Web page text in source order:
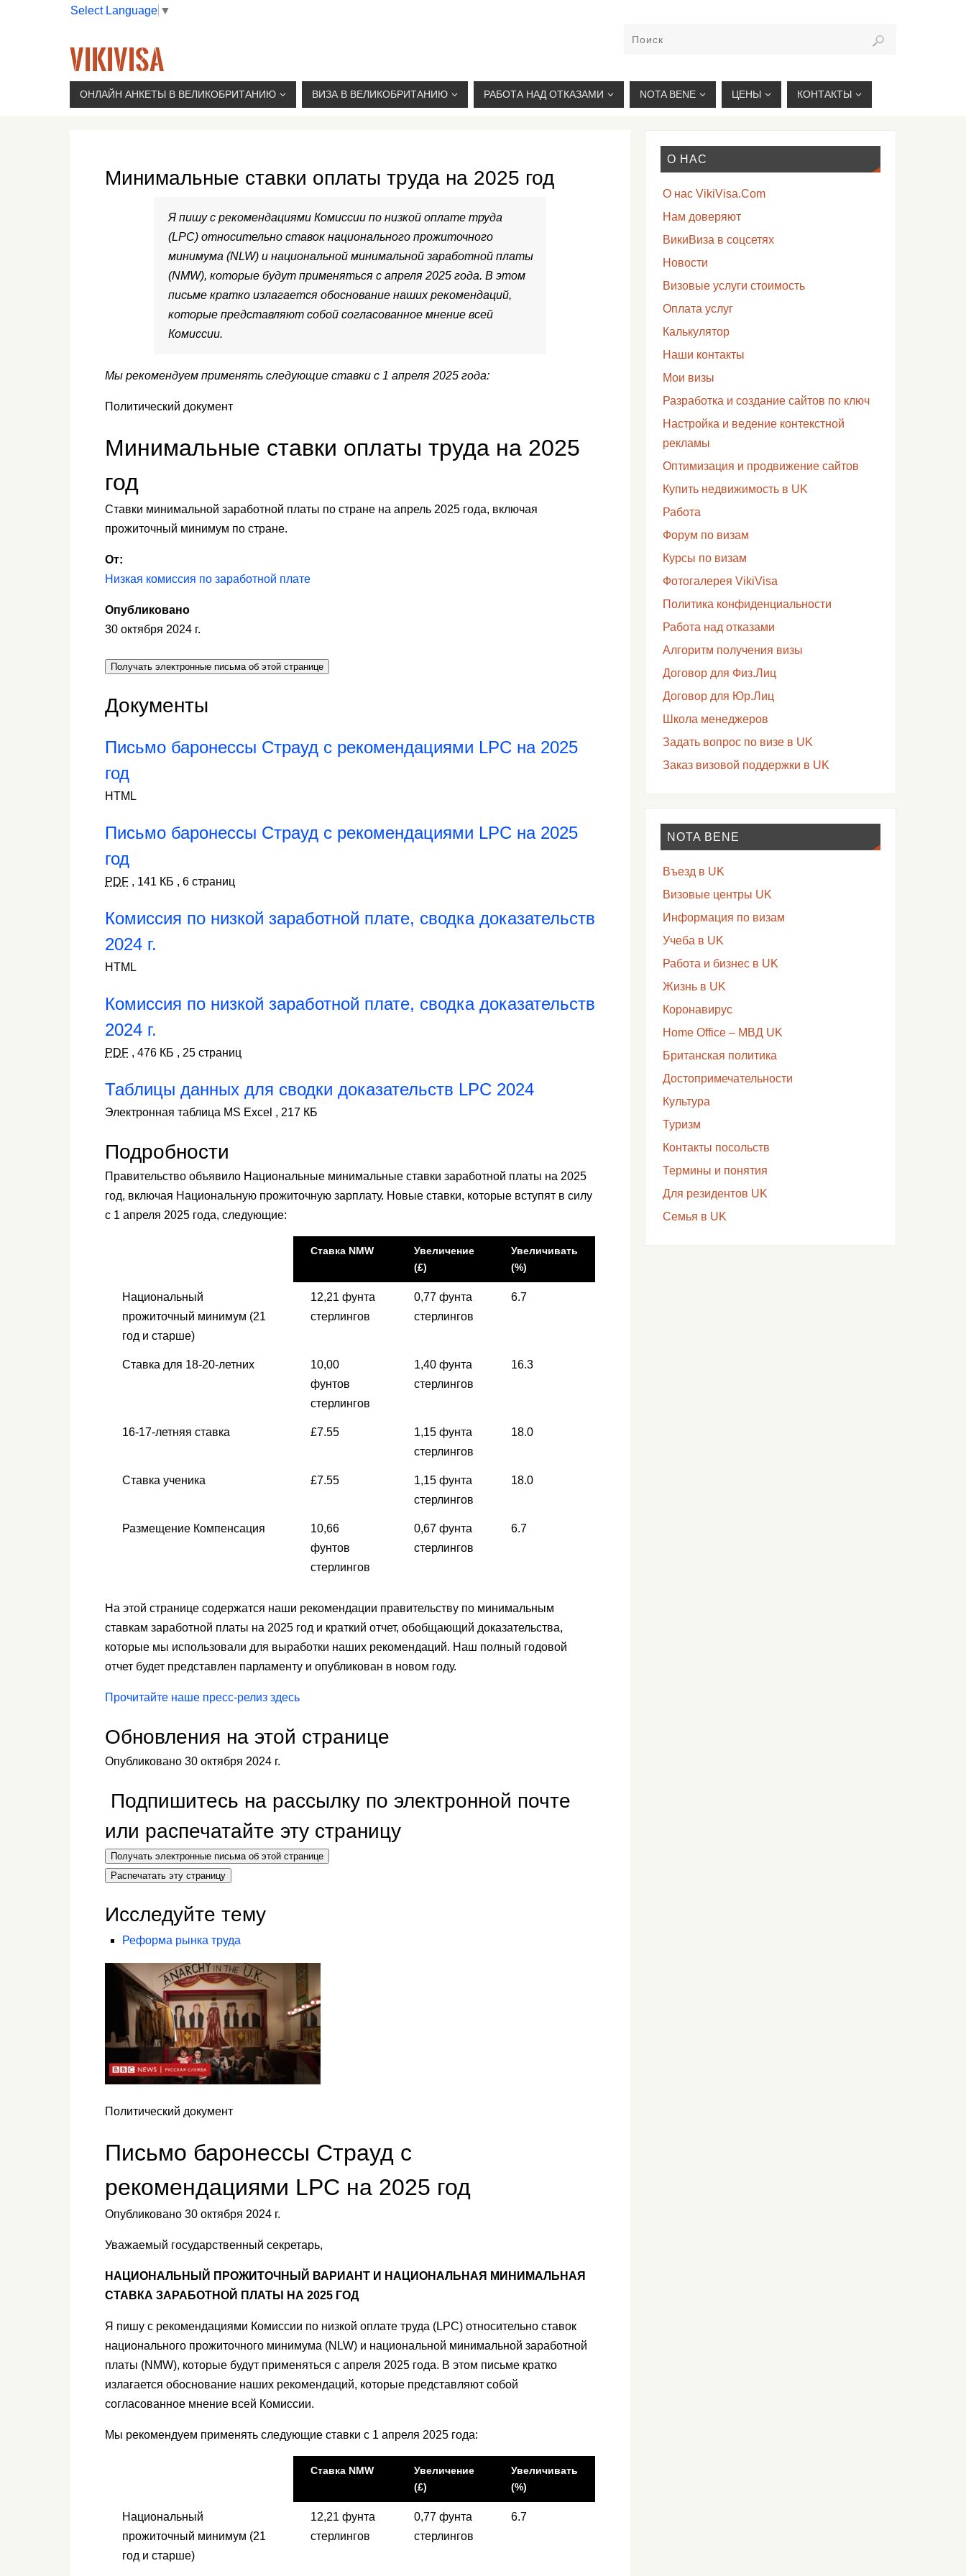
Select Language ▼
VIKIVISA
Г. МОСКВА, 2-Й СЫРОМЯТНИЧЕСКИЙ ПЕР., 11, М. КУРСКАЯ, +7(926)734-03-33, +7(926)274-03-33, VISA@VIKIVISA.RU
ОНЛАЙН АНКЕТЫ В ВЕЛИКОБРИТАНИЮ ВИЗА В ВЕЛИКОБРИТАНИЮ РАБОТА НАД ОТКАЗАМИ NOTA BENE ЦЕНЫ КОНТАКТЫ
Минимальные ставки оплаты труда на 2025 год
Я пишу с рекомендациями Комиссии по низкой оплате труда
(LPC) относительно ставок национального прожиточного
минимума (NLW) и национальной минимальной заработной платы
(NMW), которые будут применяться с апреля 2025 года. В этом
письме кратко излагается обоснование наших рекомендаций,
которые представляют собой согласованное мнение всей
Комиссии.
Мы рекомендуем применять следующие ставки с 1 апреля 2025 года:
Политический документ
Минимальные ставки оплаты труда на 2025
год
Ставки минимальной заработной платы по стране на апрель 2025 года, включая
прожиточный минимум по стране.
От:
Низкая комиссия по заработной плате
Опубликовано
30 октября 2024 г.
Получать электронные письма об этой странице
Документы
Письмо баронессы Страуд с рекомендациями LPC на 2025
год
HTML
Письмо баронессы Страуд с рекомендациями LPC на 2025
год
PDF , 141 КБ , 6 страниц
Комиссия по низкой заработной плате, сводка доказательств
2024 г.
HTML
Комиссия по низкой заработной плате, сводка доказательств
2024 г.
PDF , 476 КБ , 25 страниц
Таблицы данных для сводки доказательств LPC 2024
Электронная таблица MS Excel , 217 КБ
Подробности
Правительство объявило Национальные минимальные ставки заработной платы на 2025
год, включая Национальную прожиточную зарплату. Новые ставки, которые вступят в силу
с 1 апреля 2025 года, следующие:
Ставка NMW
Увеличение
(£)
Увеличивать
(%)
Национальный
прожиточный минимум (21
год и старше)
12,21 фунта
стерлингов
0,77 фунта
стерлингов
6.7
Ставка для 18-20-летних
10,00
фунтов
стерлингов
1,40 фунта
стерлингов
16.3
16-17-летняя ставка £7.55
1,15 фунта
стерлингов
18.0
Ставка ученика £7.55
1,15 фунта
стерлингов
18.0
Размещение Компенсация
10,66
фунтов
стерлингов
0,67 фунта
стерлингов
6.7
На этой странице содержатся наши рекомендации правительству по минимальным
ставкам заработной платы на 2025 год и краткий отчет, обобщающий доказательства,
которые мы использовали для выработки наших рекомендаций. Наш полный годовой
отчет будет представлен парламенту и опубликован в новом году.
Прочитайте наше пресс-релиз здесь
Обновления на этой странице
Опубликовано 30 октября 2024 г.
Подпишитесь на рассылку по электронной почте
или распечатайте эту страницу
Получать электронные письма об этой странице
Распечатать эту страницу
Исследуйте тему
Реформа рынка труда
Политический документ
Письмо баронессы Страуд с
рекомендациями LPC на 2025 год
Опубликовано 30 октября 2024 г.
Уважаемый государственный секретарь,
НАЦИОНАЛЬНЫЙ ПРОЖИТОЧНЫЙ ВАРИАНТ И НАЦИОНАЛЬНАЯ МИНИМАЛЬНАЯ
СТАВКА ЗАРАБОТНОЙ ПЛАТЫ НА 2025 ГОД
Я пишу с рекомендациями Комиссии по низкой оплате труда (LPC) относительно ставок
национального прожиточного минимума (NLW) и национальной минимальной заработной
платы (NMW), которые будут применяться с апреля 2025 года. В этом письме кратко
излагается обоснование наших рекомендаций, которые представляют собой
согласованное мнение всей Комиссии.
Мы рекомендуем применять следующие ставки с 1 апреля 2025 года:
Ставка NMW
Увеличение
(£)
Увеличивать
(%)
Национальный
прожиточный минимум (21
год и старше)
12,21 фунта
стерлингов
0,77 фунта
стерлингов
6.7
О НАС
О нас VikiVisa.Com
Нам доверяют
ВикиВиза в соцсетях
Новости
Визовые услуги стоимость
Оплата услуг
Калькулятор
Наши контакты
Мои визы
Разработка и создание сайтов по ключ
Настройка и ведение контекстной
рекламы
Оптимизация и продвижение сайтов
Купить недвижимость в UK
Работа
Форум по визам
Курсы по визам
Фотогалерея VikiVisa
Политика конфиденциальности
Работа над отказами
Алгоритм получения визы
Договор для Физ.Лиц
Договор для Юр.Лиц
Школа менеджеров
Задать вопрос по визе в UK
Заказ визовой поддержки в UK
NOTA BENE
Въезд в UK
Визовые центры UK
Информация по визам
Учеба в UK
Работа и бизнес в UK
Жизнь в UK
Коронавирус
Home Office – МВД UK
Британская политика
Достопримечательности
Культура
Туризм
Контакты посольств
Термины и понятия
Для резидентов UK
Семья в UK